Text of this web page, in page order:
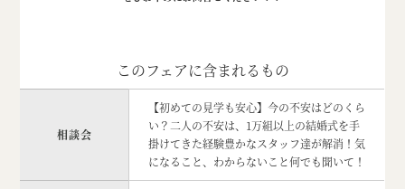
このフェアに含まれるもの
相談会
【初めての見学も安心】今の不安はどのくら
い？二人の不安は、1万組以上の結婚式を手
掛けてきた経験豊かなスタッフ達が解消！気
になること、わからないこと何でも聞いて！